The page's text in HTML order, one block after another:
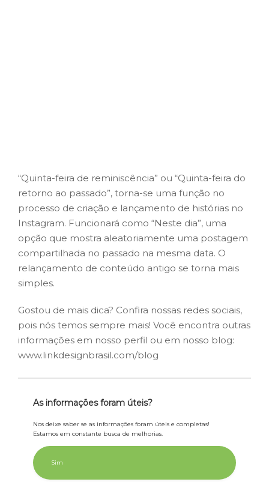
“Quinta-feira de reminiscência” ou “Quinta-feira do
retorno ao passado”, torna-se uma função no
processo de criação e lançamento de histórias no
Instagram. Funcionará como “Neste dia”, uma
opção que mostra aleatoriamente uma postagem
compartilhada no passado na mesma data. O
relançamento de conteúdo antigo se torna mais
simples.
Gostou de mais dica? Confira nossas redes sociais,
pois nós temos sempre mais! Você encontra outras
informações em nosso perfil ou em nosso blog:
www.linkdesignbrasil.com/blog
As informações foram úteis?
Nos deixe saber se as informações foram úteis e completas!
Estamos em constante busca de melhorias.
Sim